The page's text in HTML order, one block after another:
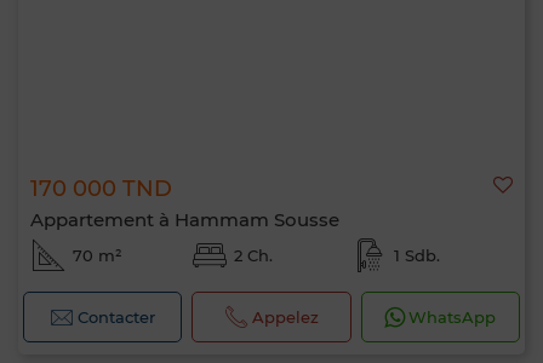
170 000 TND
Appartement à Hammam Sousse
70 m² 2 Ch. 1 Sdb.
Contacter Appelez WhatsApp